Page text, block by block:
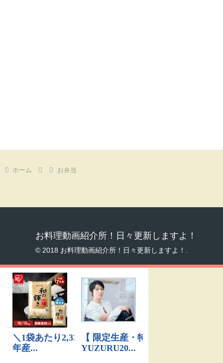
ホーム お弁当
お料理動画紹介所！日々更新しますよ！
© 2018 お料理動画紹介所！日々更新しますよ！.